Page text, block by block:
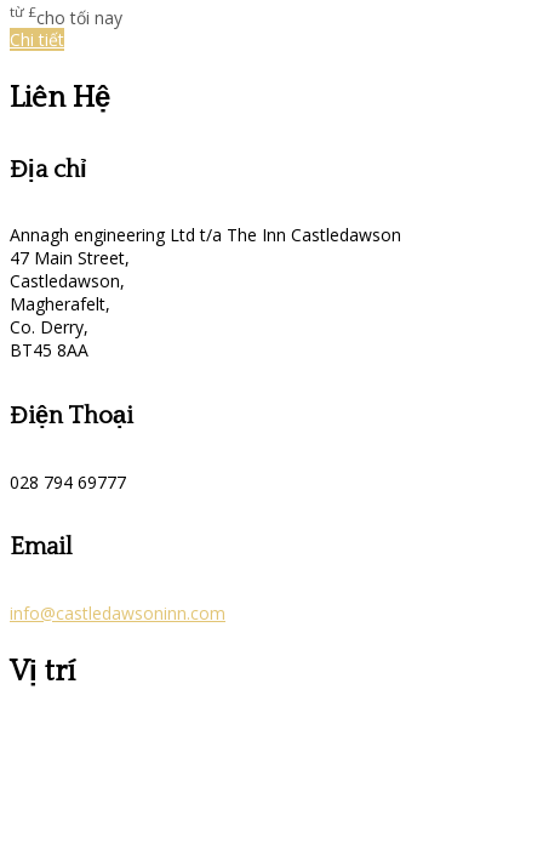
từ £cho tối nay
Chi tiết
Liên Hệ
Địa chỉ
Annagh engineering Ltd t/a The Inn Castledawson
47 Main Street,
Castledawson,
Magherafelt,
Co. Derry,
BT45 8AA
Điện Thoại
028 794 69777
Email
info@castledawsoninn.com
Vị trí